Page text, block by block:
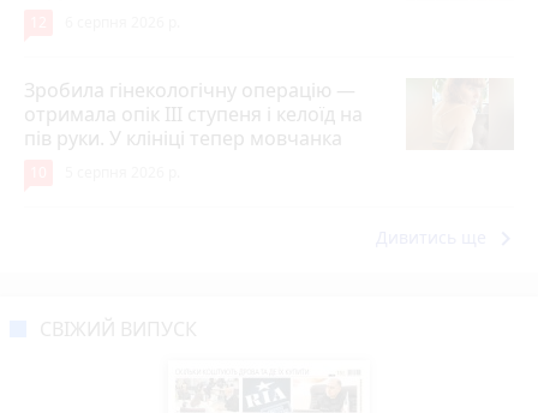
Зробила гінекологічну операцію —
отримала опік ІІІ ступеня і келоїд на
пів руки. У клініці тепер мовчанка